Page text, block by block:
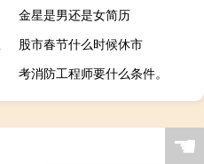
金星是男还是女简历
股市春节什么时候休市
考消防工程师要什么条件。
☚